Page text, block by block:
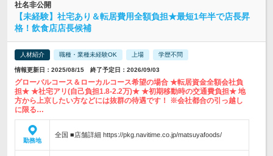
社名非公開
【未経験】社宅あり＆転居費用全額負担★最短1年半で店長昇
格！飲食店店長候補
人材紹介 職種・業種未経験OK 上場 学歴不問
情報更新日：2025/08/15 終了予定日：2026/09/03
グローバルコース＆ローカルコース希望の場合 ★転居資金全額会社負
担★ ★社宅アリ(自己負担1.8-2.2万)★ ★初期移動時の交通費負担★ 地
方から上京したい方などには抜群の待遇です！ ※会社都合の引っ越し
に限る…
勤務地
全国 ■店舗詳細 https://pkg.navitime.co.jp/matsuyafoods/